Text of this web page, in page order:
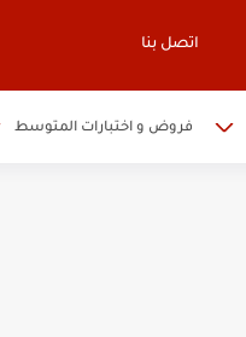
اتصل بنا
فروض و اختبارات المتوسط